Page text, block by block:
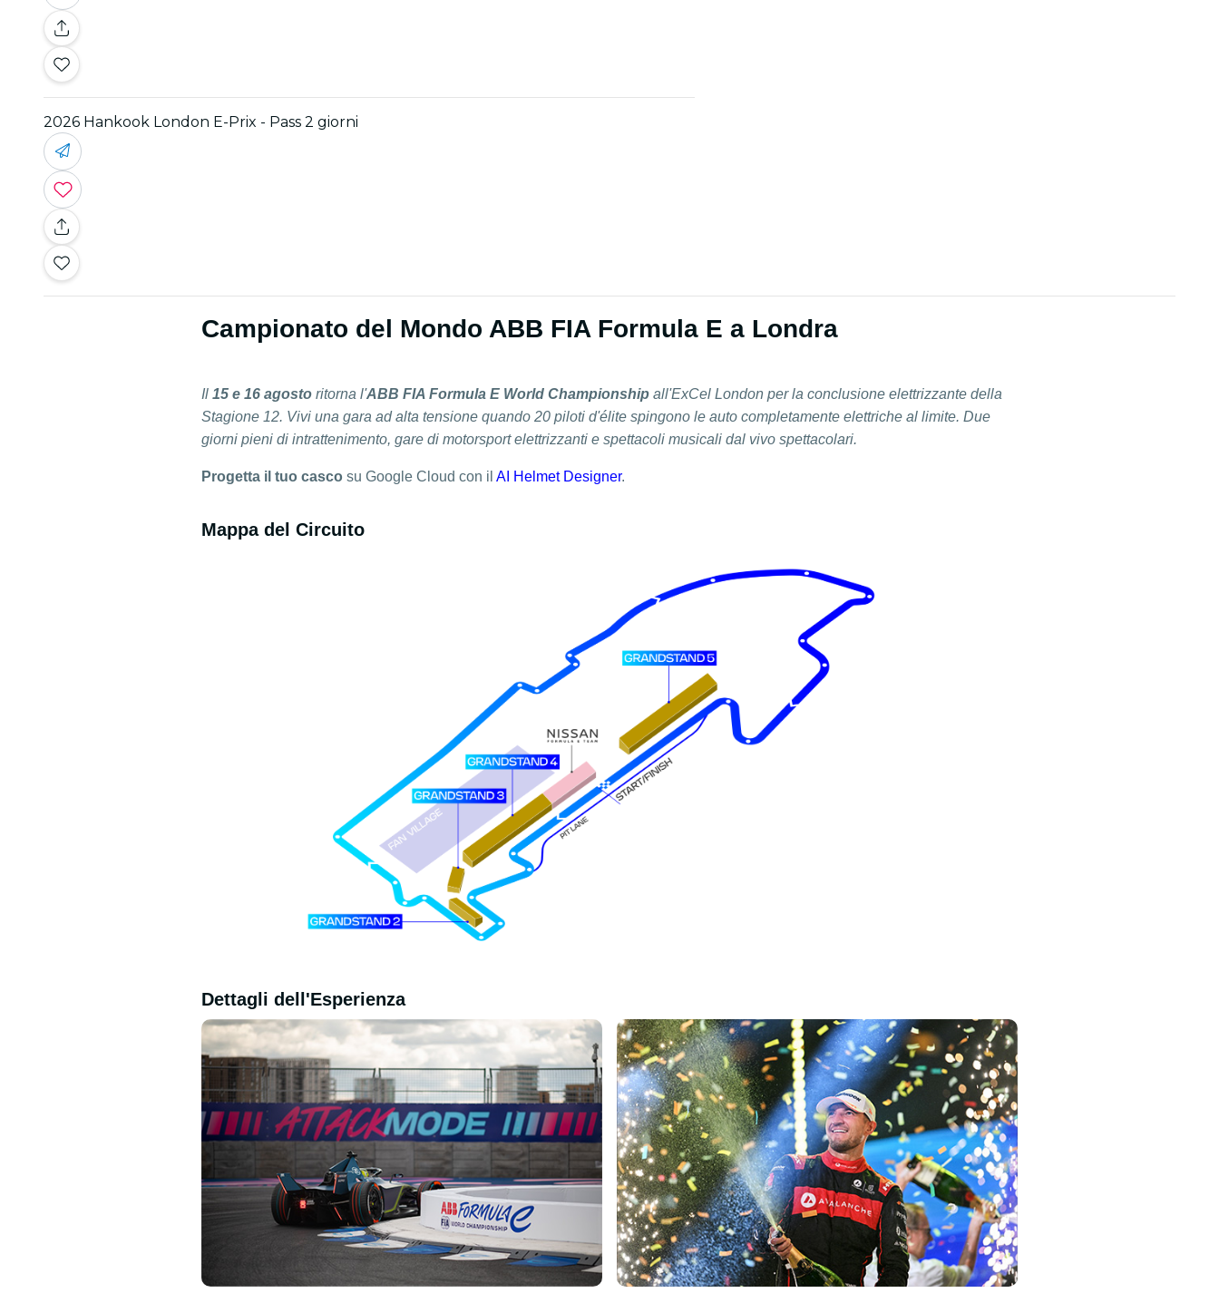
2026 Hankook London E-Prix - Pass 2 giorni
Campionato del Mondo ABB FIA Formula E a Londra
Il 15 e 16 agosto ritorna l'ABB FIA Formula E World Championship all'ExCel London per la conclusione elettrizzante della
Stagione 12. Vivi una gara ad alta tensione quando 20 piloti d'élite spingono le auto completamente elettriche al limite. Due
giorni pieni di intrattenimento, gare di motorsport elettrizzanti e spettacoli musicali dal vivo spettacolari.
Progetta il tuo casco su Google Cloud con il AI Helmet Designer.
Mappa del Circuito
Dettagli dell'Esperienza